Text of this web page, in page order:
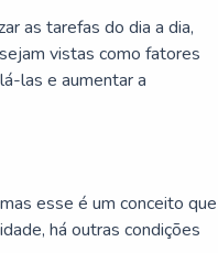
as tarefas do dia a dia,
vistas como fatores
las e aumentar a
esse é um conceito que
há outras condições